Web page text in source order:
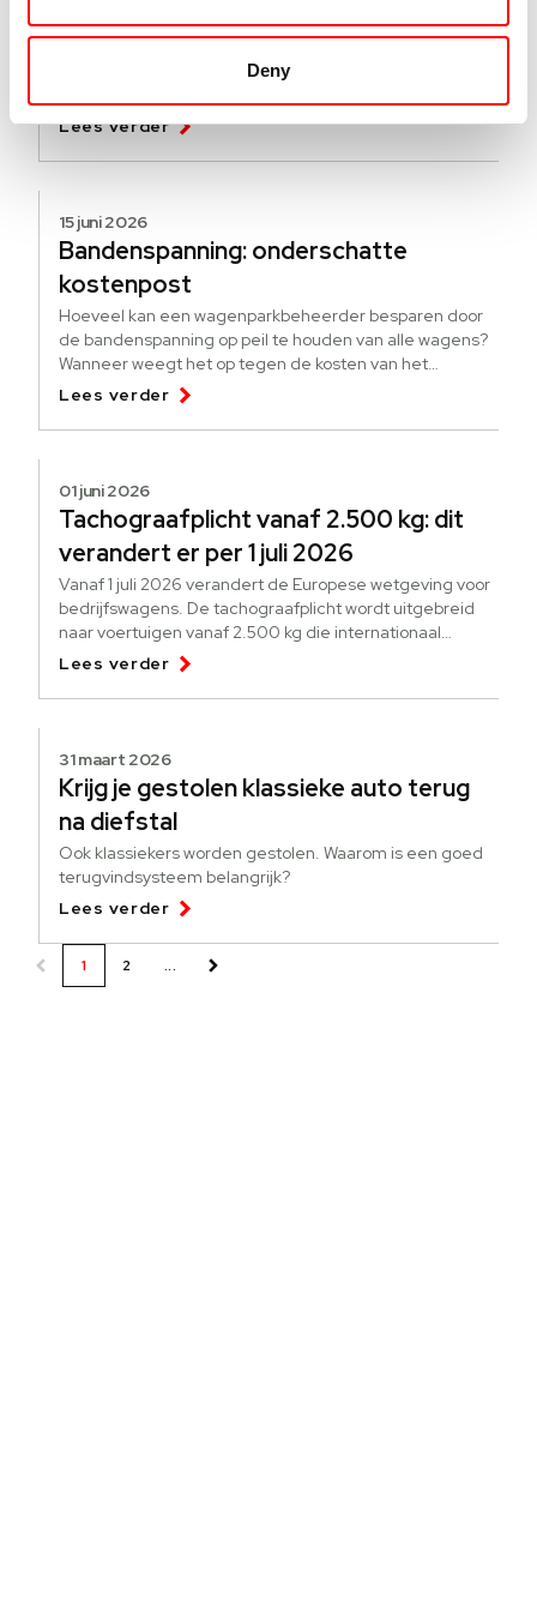
Deny
[update]
Een nieuwe regeling om elektrificatie te stimuleren. Wat
Lees verder
15 juni 2026
Bandenspanning: onderschatte
kostenpost
Hoeveel kan een wagenparkbeheerder besparen door
de bandenspanning op peil te houden van alle wagens?
Wanneer weegt het op tegen de kosten van het
bijhouden?
Lees verder
01 juni 2026
Tachograafplicht vanaf 2.500 kg: dit
verandert er per 1 juli 2026
Vanaf 1 juli 2026 verandert de Europese wetgeving voor
bedrijfswagens. De tachograafplicht wordt uitgebreid
naar voertuigen vanaf 2.500 kg die internationaal
goederen vervoeren.
Lees verder
31 maart 2026
Krijg je gestolen klassieke auto terug
na diefstal
Ook klassiekers worden gestolen. Waarom is een goed
terugvindsysteem belangrijk?
Lees verder
1 2 ...